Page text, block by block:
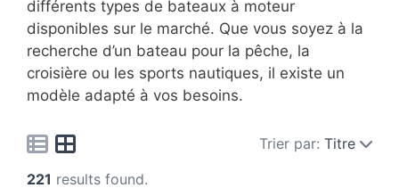
différents types de bateaux à moteur
disponibles sur le marché. Que vous soyez à la
recherche d’un bateau pour la pêche, la
croisière ou les sports nautiques, il existe un
modèle adapté à vos besoins.
Trier par: Titre
221 results found.